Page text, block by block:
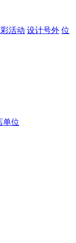
活动 设计号外 位
单位